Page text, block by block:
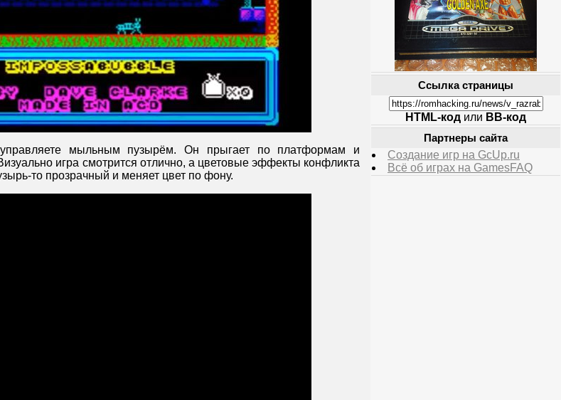
мыльным пузырём. Он прыгает по платформам и
игра смотрится отлично, а цветовые эффекты конфликта
то прозрачный и меняет цвет по фону.
Ссылка страницы
HTML-код или BB-код
Партнеры сайта
Создание игр на GcUp.ru
Всё об играх на GamesFAQ